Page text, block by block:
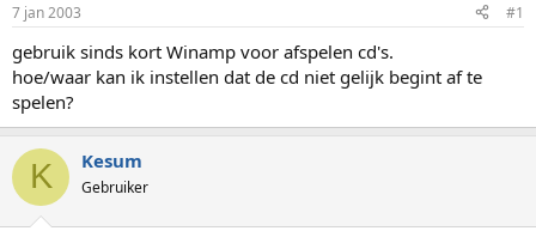
s
t
a
r
t
e
r
m
7 jan 2003 #1
gebruik sinds kort Winamp voor afspelen cd's.
hoe/waar kan ik instellen dat de cd niet gelijk begint af te
spelen?
K Kesum
Gebruiker